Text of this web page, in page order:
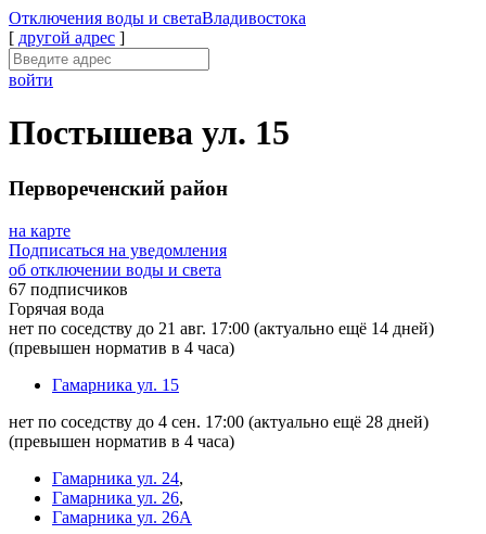
Отключения воды и светаВладивостока
[ другой адрес ]
войти
Постышева ул. 15
Первореченский район
на карте
Подписаться на уведомления
об отключении воды и света
67 подписчиков
Горячая вода
нет по соседству до 21 авг. 17:00 (актуально ещё 14 дней)
(превышен норматив в 4 часа)
Гамарника ул. 15
нет по соседству до 4 сен. 17:00 (актуально ещё 28 дней)
(превышен норматив в 4 часа)
Гамарника ул. 24,
Гамарника ул. 26,
Гамарника ул. 26А